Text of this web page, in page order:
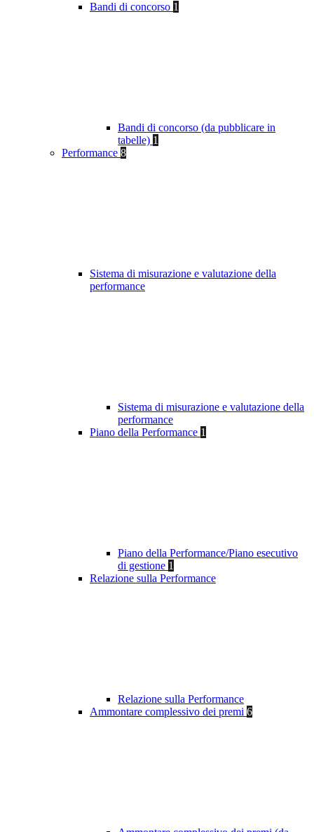
Bandi di concorso 1
Bandi di concorso (da pubblicare in
tabelle) 1
Performance 8
Sistema di misurazione e valutazione della
performance
Sistema di misurazione e valutazione della
performance
Piano della Performance 1
Piano della Performance/Piano esecutivo
di gestione 1
Relazione sulla Performance
Relazione sulla Performance
Ammontare complessivo dei premi 6